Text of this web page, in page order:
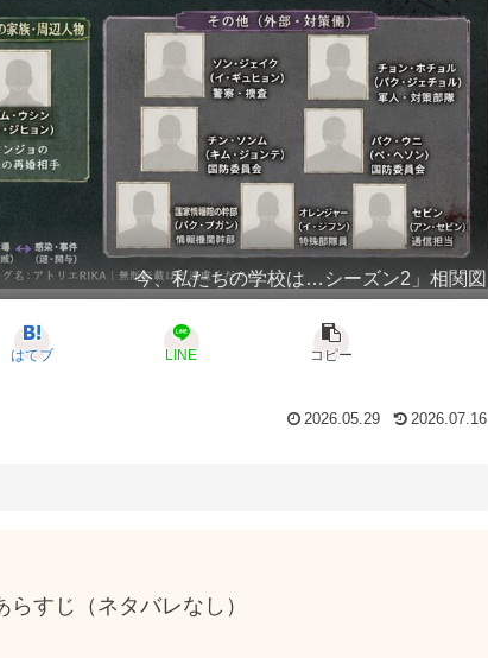
今、私たちの学校は…シーズン2」相関図
はてブ LINE コピー
2026.05.29 2026.07.16
すじ（ネタバレなし）